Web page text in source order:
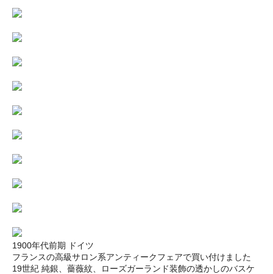
1900年代前期 ドイツ
フランスの高級サロン系アンティークフェアで買い付けました
19世紀 純銀、薔薇紋、ローズガーランド装飾の透かしのバスケ